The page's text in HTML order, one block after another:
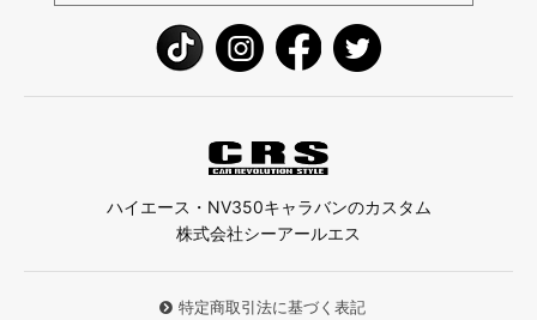
ハイエース・NV350キャラバンのカスタム
株式会社シーアールエス
特定商取引法に基づく表記